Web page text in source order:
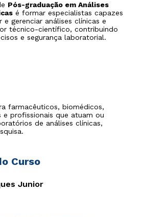
Pós-graduação em Análises
é formar especialistas capazes
gerenciar análises clínicas e
técnico-científico, contribuindo
e segurança laboratorial.
farmacêuticos, biomédicos,
profissionais que atuam ou
de análises clínicas,
Curso
Junior